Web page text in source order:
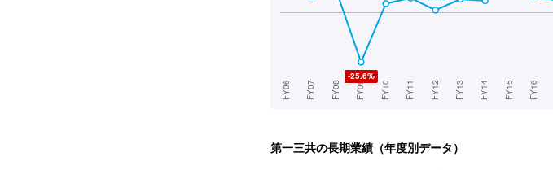
第一三共の長期業績（年度別データ）